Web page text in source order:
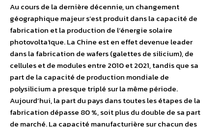
Au cours de la dernière décennie, un changement
géographique majeur s’est produit dans la capacité de
fabrication et la production de l’énergie solaire
photovoltaïque. La Chine est en effet devenue leader
dans la fabrication de wafers (galettes de silicium), de
cellules et de modules entre 2010 et 2021, tandis que sa
part de la capacité de production mondiale de
polysilicium a presque triplé sur la même période.
Aujourd’hui, la part du pays dans toutes les étapes de la
fabrication dépasse 80 %, soit plus du double de sa part
de marché. La capacité manufacturière sur chacun des